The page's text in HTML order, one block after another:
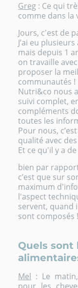
Greg : Ce qui
comme dans la
Jours, c'est de
J’ai eu
mais depuis 1
on travaille
proposer la
communautés
Nutri&co nous
suivi complet,
compléments
toutes les
Pour nous,
qualité avec
Et ce qu'il y a de
bien par
c’est que sur
maximum
l'aspect
servent, quand
sont composés !
Quels sont
Mel : Le